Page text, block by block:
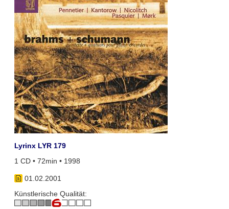
Lyrinx LYR 179
1 CD • 72min • 1998
01.02.2001
Künstlerische Qualität: